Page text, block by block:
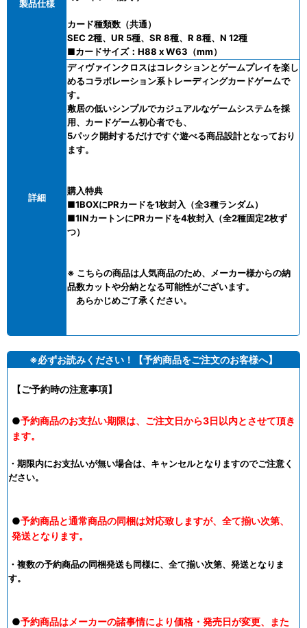
製品仕様
カード種類数（共通）
SEC 2種、UR 5種、SR 8種、R 8種、N 12種
■カードサイズ：H88 x W63（mm）
詳細
ディヴァインクロスはコレクションとゲームプレイを楽し
めるコラボレーション系トレーディングカードゲームで
す。
敷居の低いシンプルでカジュアルなゲームシステムを採
用、カードゲーム初心者でも、
5パック開封するだけですぐ遊べる商品設計となっており
ます。
購入特典
■1BOXにPRカードを1枚封入（全3種ランダム）
■1INカートンにPRカードを4枚封入（全2種固定2枚ず
つ）
※ こちらの商品は人気商品のため、メーカー様からの納
品数カットや分納となる可能性がございます。
あらかじめご了承ください。
※必ずお読みください！【予約商品をご注文のお客様へ】
【ご予約時の注意事項】
●予約商品のお支払い期限は、ご注文日から3日以内とさせて頂き
ます。
・期限内にお支払いが無い場合は、キャンセルとなりますのでご注意く
ださい。
●予約商品と通常商品の同梱は対応致しますが、全て揃い次第、
発送となります。
・複数の予約商品の同梱発送も同様に、全て揃い次第、発送となりま
す。
●予約商品はメーカーの諸事情により価格・発売日が変更、また